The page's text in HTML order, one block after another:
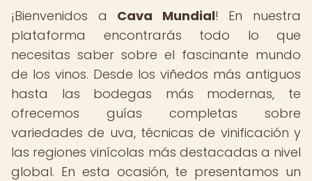
¡Bienvenidos a Cava Mundial! En nuestra
plataforma encontrarás todo lo que
necesitas saber sobre el fascinante mundo
de los vinos. Desde los viñedos más antiguos
hasta las bodegas más modernas, te
ofrecemos guías completas sobre
variedades de uva, técnicas de vinificación y
las regiones vinícolas más destacadas a nivel
global. En esta ocasión, te presentamos un